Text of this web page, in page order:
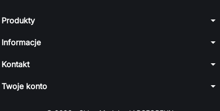
Produkty arrow_drop_down
Informacje arrow_drop_down
Kontakt arrow_drop_down
Twoje konto arrow_drop_down